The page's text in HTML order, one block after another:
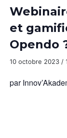
et
Opendo
10 octobre 2023 /
par